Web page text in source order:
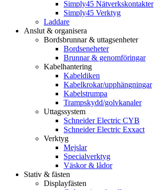
Simply45 Nätverkskontakter
Simply45 Verktyg
Laddare
Anslut & organisera
Bordsbrunnar & uttagsenheter
Bordseneheter
Brunnar & genomföringar
Kabelhantering
Kabeldiken
Kabelkrokar/upphängningar
Kabelstrumpa
Trampskydd/golvkanaler
Uttagssystem
Schneider Electric CYB
Schneider Electric Exxact
Verktyg
Mejslar
Specialverktyg
Väskor & lådor
Stativ & fästen
Displayfästen